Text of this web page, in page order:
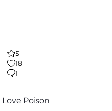
5
18
1
Love Poison